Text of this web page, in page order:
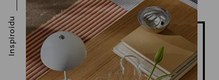
Digitaalinen osoite
consumercare.finland@fiskars.com
Avainsanat
moomin, muumi, muki, A muki, A-kirjain,
nimikkomuki, kirjainmuki, aakkoskokoelma,
Inspiroidu